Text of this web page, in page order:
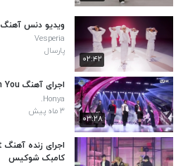
۰۲:۴۲
ویدیو دنس آهنگ Beautiful strangers از TXT
Vesperia
پارسال
۰۳:۲۸
اجرای آهنگ Stick With You - ام نت
Honya.
۳ ماه پیش
کامبک شوکیس